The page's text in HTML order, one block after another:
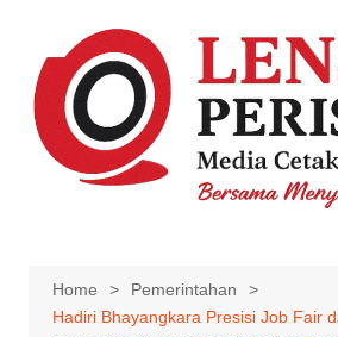
content
Home
Pemerintahan
Hadiri Bhayangkara Presisi Job Fair